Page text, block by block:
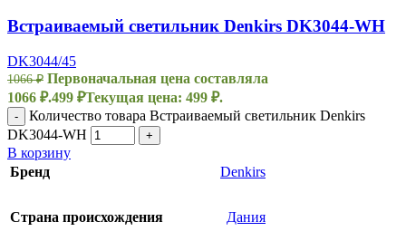
Встраиваемый светильник Denkirs DK3044-WH
DK3044/45
1066₽ Первоначальная цена составляла
1066 ₽.499 ₽Текущая цена: 499 ₽.
-
Количество товара Встраиваемый светильник Denkirs
DK3044-WH
+
В корзину
Бренд
Denkirs
Страна происхождения Дания